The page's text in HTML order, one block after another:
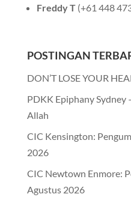
Freddy T(+61 448
POSTINGAN
DON’T LOSE YOUR
PDKK Epiphany Sydney
Allah
CIC Kensington:
2026
CIC Newtown Enmore:
Agustus 2026